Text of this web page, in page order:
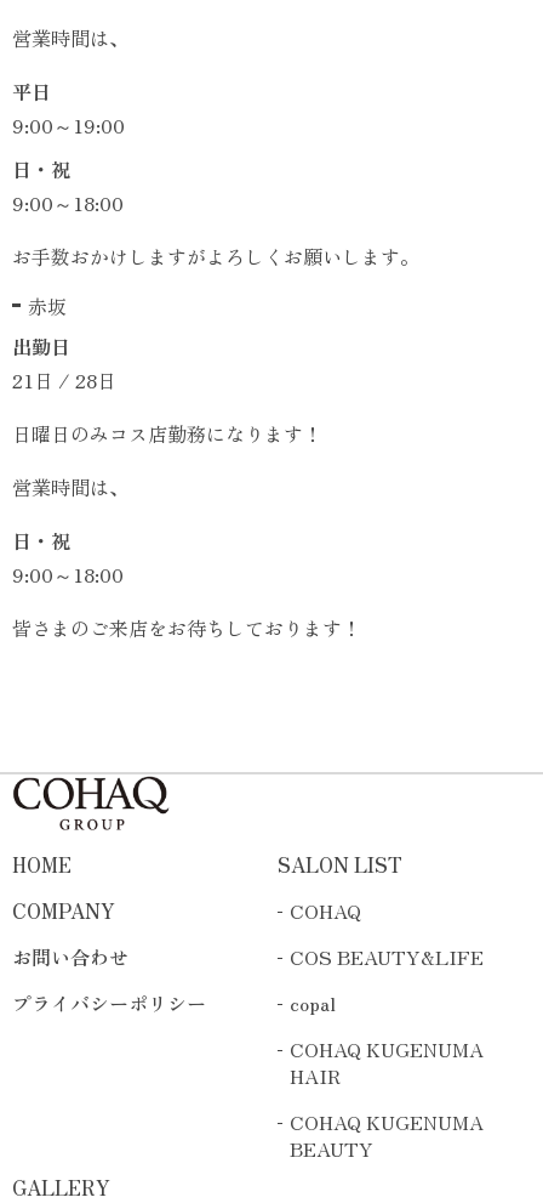
営業時間は、
平日
9:00～19:00
日・祝
9:00～18:00
お手数おかけしますがよろしくお願いします。
赤坂
出勤日
21日 / 28日
日曜日のみコス店勤務になります！
営業時間は、
日・祝
9:00～18:00
皆さまのご来店をお待ちしております！
HOME
COMPANY
お問い合わせ
プライバシーポリシー
SALON LIST
COHAQ
COS BEAUTY&LIFE
copal
COHAQ KUGENUMA
HAIR
COHAQ KUGENUMA
BEAUTY
GALLERY